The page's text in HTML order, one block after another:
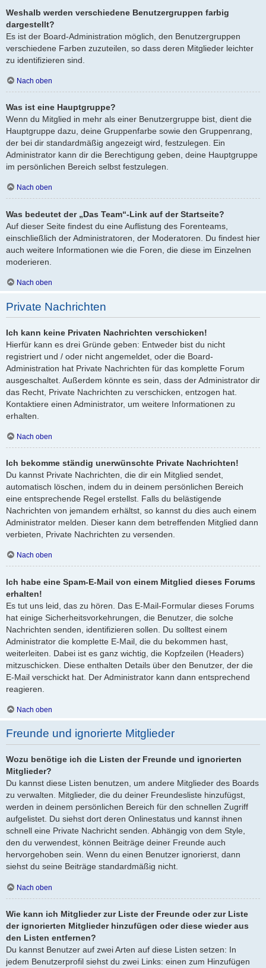
Weshalb werden verschiedene Benutzergruppen farbig
dargestellt?
Es ist der Board-Administration möglich, den Benutzergruppen
verschiedene Farben zuzuteilen, so dass deren Mitglieder leichter
zu identifizieren sind.
Nach oben
Was ist eine Hauptgruppe?
Wenn du Mitglied in mehr als einer Benutzergruppe bist, dient die
Hauptgruppe dazu, deine Gruppenfarbe sowie den Gruppenrang,
der bei dir standardmäßig angezeigt wird, festzulegen. Ein
Administrator kann dir die Berechtigung geben, deine Hauptgruppe
im persönlichen Bereich selbst festzulegen.
Nach oben
Was bedeutet der „Das Team“-Link auf der Startseite?
Auf dieser Seite findest du eine Auflistung des Forenteams,
einschließlich der Administratoren, der Moderatoren. Du findest hier
auch weitere Informationen wie die Foren, die diese im Einzelnen
moderieren.
Nach oben
Private Nachrichten
Ich kann keine Privaten Nachrichten verschicken!
Hierfür kann es drei Gründe geben: Entweder bist du nicht
registriert und / oder nicht angemeldet, oder die Board-
Administration hat Private Nachrichten für das komplette Forum
ausgeschaltet. Außerdem könnte es sein, dass der Administrator dir
das Recht, Private Nachrichten zu verschicken, entzogen hat.
Kontaktiere einen Administrator, um weitere Informationen zu
erhalten.
Nach oben
Ich bekomme ständig unerwünschte Private Nachrichten!
Du kannst Private Nachrichten, die dir ein Mitglied sendet,
automatisch löschen, indem du in deinem persönlichen Bereich
eine entsprechende Regel erstellst. Falls du belästigende
Nachrichten von jemandem erhältst, so kannst du dies auch einem
Administrator melden. Dieser kann dem betreffenden Mitglied dann
verbieten, Private Nachrichten zu versenden.
Nach oben
Ich habe eine Spam-E-Mail von einem Mitglied dieses Forums
erhalten!
Es tut uns leid, das zu hören. Das E-Mail-Formular dieses Forums
hat einige Sicherheitsvorkehrungen, die Benutzer, die solche
Nachrichten senden, identifizieren sollen. Du solltest einem
Administrator die komplette E-Mail, die du bekommen hast,
weiterleiten. Dabei ist es ganz wichtig, die Kopfzeilen (Headers)
mitzuschicken. Diese enthalten Details über den Benutzer, der die
E-Mail verschickt hat. Der Administrator kann dann entsprechend
reagieren.
Nach oben
Freunde und ignorierte Mitglieder
Wozu benötige ich die Listen der Freunde und ignorierten
Mitglieder?
Du kannst diese Listen benutzen, um andere Mitglieder des Boards
zu verwalten. Mitglieder, die du deiner Freundesliste hinzufügst,
werden in deinem persönlichen Bereich für den schnellen Zugriff
aufgelistet. Du siehst dort deren Onlinestatus und kannst ihnen
schnell eine Private Nachricht senden. Abhängig von dem Style,
den du verwendest, können Beiträge deiner Freunde auch
hervorgehoben sein. Wenn du einen Benutzer ignorierst, dann
siehst du seine Beiträge standardmäßig nicht.
Nach oben
Wie kann ich Mitglieder zur Liste der Freunde oder zur Liste
der ignorierten Mitglieder hinzufügen oder diese wieder aus
den Listen entfernen?
Du kannst Benutzer auf zwei Arten auf diese Listen setzen: In
jedem Benutzerprofil siehst du zwei Links: einen zum Hinzufügen